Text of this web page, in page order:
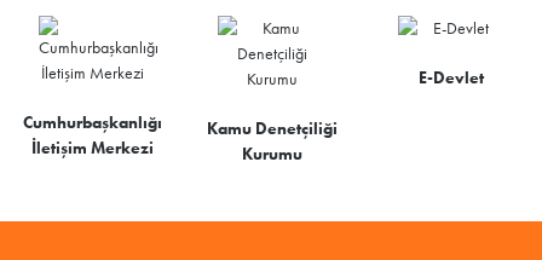
Cumhurbaşkanlığı
İletişim Merkezi
Kamu Denetçiliği
Kurumu
E-Devlet